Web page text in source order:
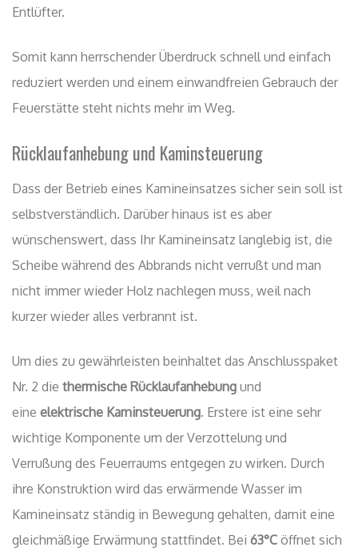
Entlüfter.
Somit kann herrschender Überdruck schnell und einfach
reduziert werden und einem einwandfreien Gebrauch der
Feuerstätte steht nichts mehr im Weg.
Rücklaufanhebung und Kaminsteuerung
Dass der Betrieb eines Kamineinsatzes sicher sein soll ist
selbstverständlich. Darüber hinaus ist es aber
wünschenswert, dass Ihr Kamineinsatz langlebig ist, die
Scheibe während des Abbrands nicht verrußt und man
nicht immer wieder Holz nachlegen muss, weil nach
kurzer wieder alles verbrannt ist.
Um dies zu gewährleisten beinhaltet das Anschlusspaket
Nr. 2 die thermische Rücklaufanhebung und
eine elektrische Kaminsteuerung. Erstere ist eine sehr
wichtige Komponente um der Verzottelung und
Verrußung des Feuerraums entgegen zu wirken. Durch
ihre Konstruktion wird das erwärmende Wasser im
Kamineinsatz ständig in Bewegung gehalten, damit eine
gleichmäßige Erwärmung stattfindet. Bei 63°C öffnet sich